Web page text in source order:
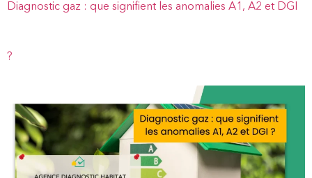
Diagnostic gaz : que signifient les anomalies A1, A2 et DGI
?